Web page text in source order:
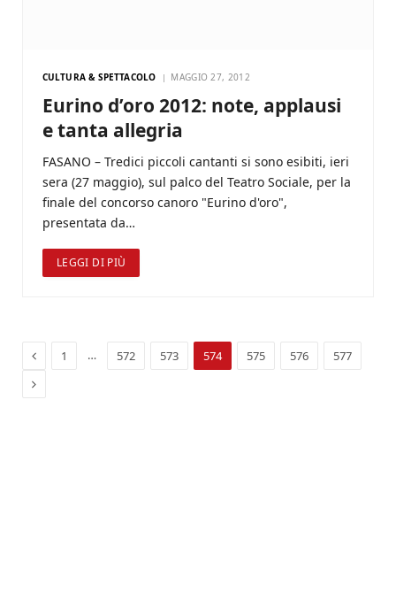
CULTURA & SPETTACOLO MAGGIO 27, 2012
Eurino d’oro 2012: note, applausi
e tanta allegria
FASANO – Tredici piccoli cantanti si sono esibiti, ieri
sera (27 maggio), sul palco del Teatro Sociale, per la
finale del concorso canoro "Eurino d'oro",
presentata da…
LEGGI DI PIÙ
Previous
1 … 572 573 574 575 576 577
Next